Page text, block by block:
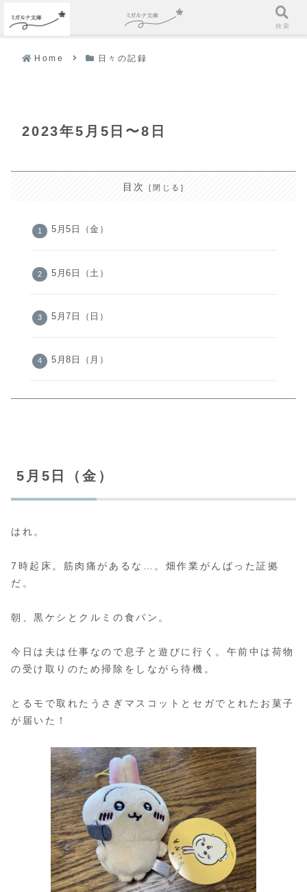
Home 日々の記録
2023年5月5日〜8日
目次
5月5日（金）
5月6日（土）
5月7日（日）
5月8日（月）
5月5日（金）
はれ。
7時起床。筋肉痛があるな…。畑作業がんばった証拠
だ。
朝、黒ケシとクルミの食パン。
今日は夫は仕事なので息子と遊びに行く。午前中は荷物
の受け取りのため掃除をしながら待機。
とるモで取れたうさぎマスコットとセガでとれたお菓子
が届いた！
ホーム 検索